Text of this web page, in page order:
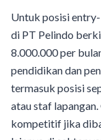
Untuk posisi
di PT Pelindo
8.000.000 per
pendidikan dan
termasuk posisi
atau staf
kompetitif jika